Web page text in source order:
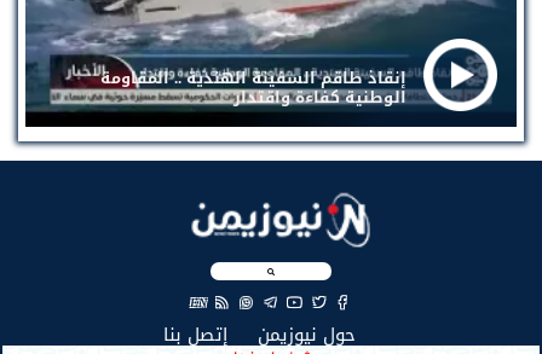
إنقاذ طاقم السفينة الهندية .. المقاومة
الوطنية كفاءة واقتدار
EN
حول نيوزيمن إتصل بنا